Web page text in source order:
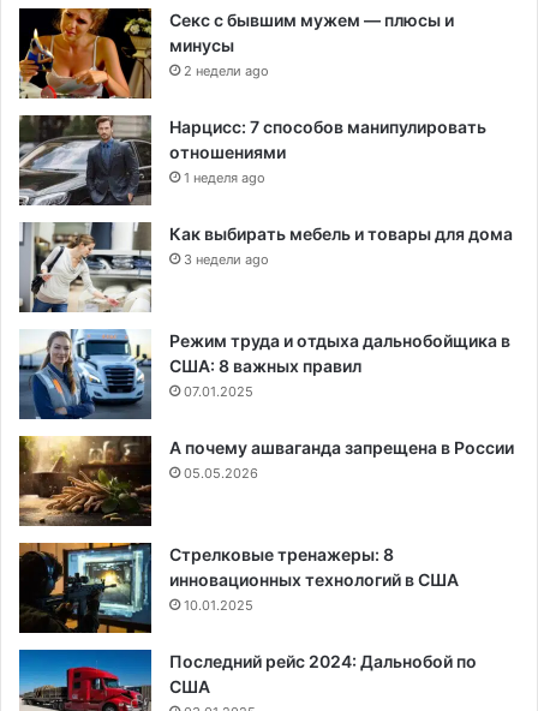
Секс с бывшим мужем — плюсы и
минусы
2 недели ago
Нарцисс: 7 способов манипулировать
отношениями
1 неделя ago
Как выбирать мебель и товары для дома
3 недели ago
Режим труда и отдыха дальнобойщика в
США: 8 важных правил
07.01.2025
А почему ашваганда запрещена в России
05.05.2026
Стрелковые тренажеры: 8
инновационных технологий в США
10.01.2025
Последний рейс 2024: Дальнобой по
США